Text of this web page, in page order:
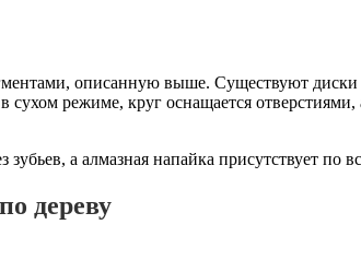
описанную выше. Существуют диски
сухом режиме, круг оснащается отверстиями,
а алмазная напайка присутствует по
дереву